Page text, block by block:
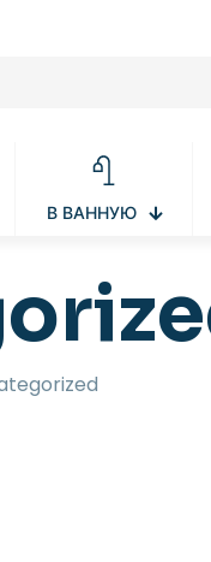
В ВАННУЮ